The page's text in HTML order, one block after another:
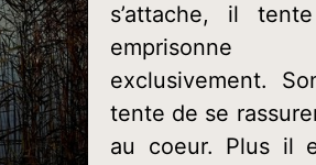
s’attache, il
emprisonne
exclusivement.
tente de se
au coeur. Plus il